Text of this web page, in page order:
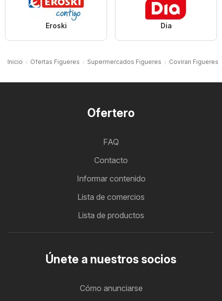
Eroski Dia
Inicio Ofertas Figueres Supermercados Figueres Coviran Figueres
Ofertero
FAQ
Contacto
Informar contenido
Lista de comercios
Lista de productos
Únete a nuestros socios
Cómo anunciarse